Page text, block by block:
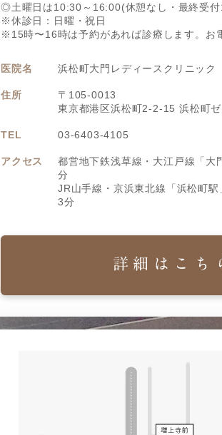
◎土曜日は10:30～16:00(休憩なし・最終受
※休診日：日曜・祝日
※15時〜16時は予約があれば診療します。お
医院名 浜松町大門レディースクリニック
住所
〒105-0013
東京都港区浜松町2-2-15 浜松町
TEL 03-6403-4105
アクセス
都営地下鉄浅草線・大江戸線「大
分
JR山手線・京浜東北線「浜松町
3分
詳細はこち